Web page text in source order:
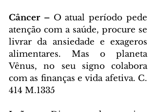
Câncer – O atual período pede
atenção com a saúde, procure se
livrar da ansiedade e exageros
alimentares. Mas o planeta
Vênus, no seu signo colabora
com as finanças e vida afetiva. C.
414 M.1335